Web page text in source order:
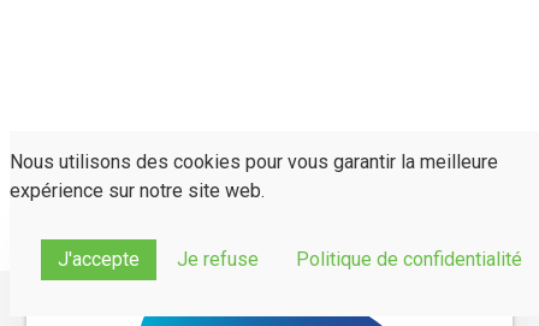
Nous utilisons des cookies pour vous garantir la meilleure
expérience sur notre site web.
J'accepte Je refuse Politique de confidentialité